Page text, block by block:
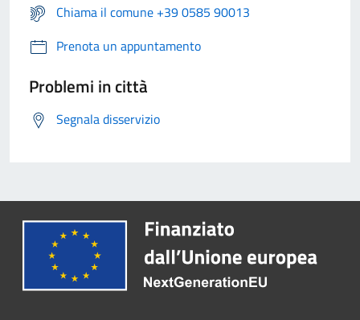
Chiama il comune +39 0585 90013
Prenota un appuntamento
Problemi in città
Segnala disservizio